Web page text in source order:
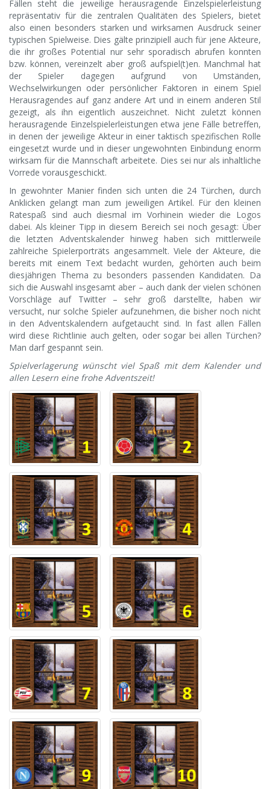
Fällen steht die jeweilige herausragende Einzelspielerleistung
repräsentativ für die zentralen Qualitäten des Spielers, bietet
also einen besonders starken und wirksamen Ausdruck seiner
typischen Spielweise. Dies gälte prinzipiell auch für jene Akteure,
die ihr großes Potential nur sehr sporadisch abrufen konnten
bzw. können, vereinzelt aber groß aufspiel(t)en. Manchmal hat
der Spieler dagegen aufgrund von Umständen,
Wechselwirkungen oder persönlicher Faktoren in einem Spiel
Herausragendes auf ganz andere Art und in einem anderen Stil
gezeigt, als ihn eigentlich auszeichnet. Nicht zuletzt können
herausragende Einzelspielerleistungen etwa jene Fälle betreffen,
in denen der jeweilige Akteur in einer taktisch spezifischen Rolle
eingesetzt wurde und in dieser ungewohnten Einbindung enorm
wirksam für die Mannschaft arbeitete. Dies sei nur als inhaltliche
Vorrede vorausgeschickt.
In gewohnter Manier finden sich unten die 24 Türchen, durch
Anklicken gelangt man zum jeweiligen Artikel. Für den kleinen
Ratespaß sind auch diesmal im Vorhinein wieder die Logos
dabei. Als kleiner Tipp in diesem Bereich sei noch gesagt: Über
die letzten Adventskalender hinweg haben sich mittlerweile
zahlreiche Spielerporträts angesammelt. Viele der Akteure, die
bereits mit einem Text bedacht wurden, gehörten auch beim
diesjährigen Thema zu besonders passenden Kandidaten. Da
sich die Auswahl insgesamt aber – auch dank der vielen schönen
Vorschläge auf Twitter – sehr groß darstellte, haben wir
versucht, nur solche Spieler aufzunehmen, die bisher noch nicht
in den Adventskalendern aufgetaucht sind. In fast allen Fällen
wird diese Richtlinie auch gelten, oder sogar bei allen Türchen?
Man darf gespannt sein.
Spielverlagerung wünscht viel Spaß mit dem Kalender und
allen Lesern eine frohe Adventszeit!